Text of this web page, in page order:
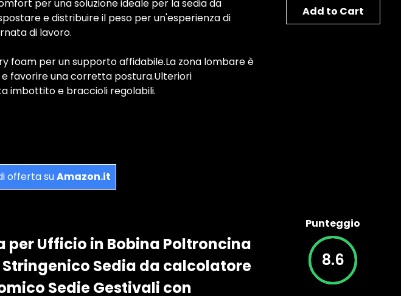
per una soluzione ideale per la sedia da
e distribuire il peso per un'esperienza di
di lavoro.
foam per un supporto affidabile.La zona lombare è
favorire una corretta postura.Ulteriori
imbottito e braccioli regolabili.
offerta suAmazon.it
Add to Cart
per Ufficio in Bobina Poltroncina
Sedia da calcolatore
Sedie Gestivali con
Punteggio
8.6